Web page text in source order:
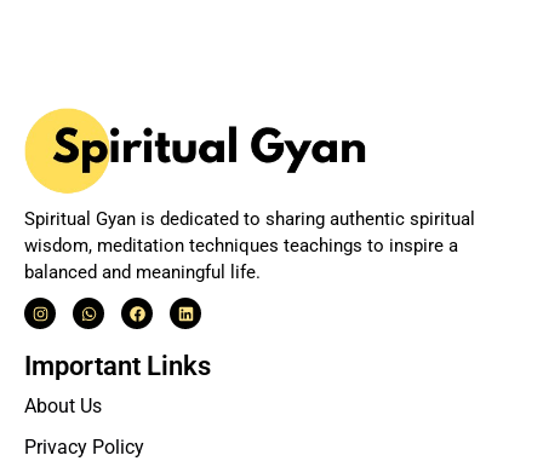
Spiritual Gyan is dedicated to sharing authentic spiritual
wisdom, meditation techniques teachings to inspire a
balanced and meaningful life.
Important Links
About Us
Privacy Policy